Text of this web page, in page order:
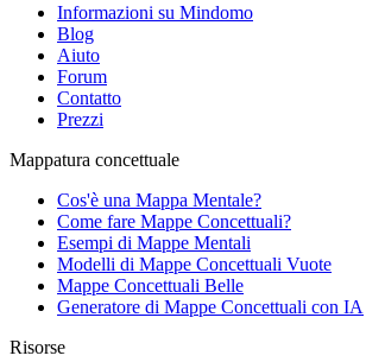
Informazioni su Mindomo
Blog
Aiuto
Forum
Contatto
Prezzi
Mappatura concettuale
Cos'è una Mappa Mentale?
Come fare Mappe Concettuali?
Esempi di Mappe Mentali
Modelli di Mappe Concettuali Vuote
Mappe Concettuali Belle
Generatore di Mappe Concettuali con IA
Risorse